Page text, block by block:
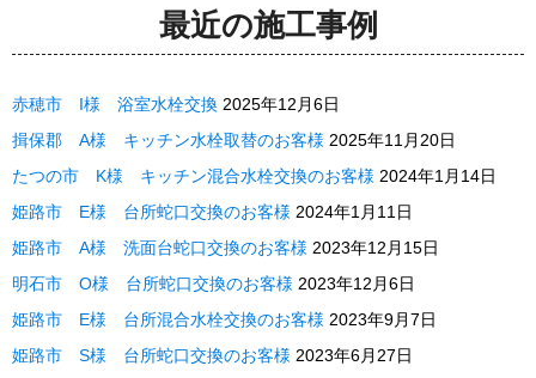
最近の施工事例
赤穂市 I様 浴室水栓交換 2025年12月6日
揖保郡 A様 キッチン水栓取替のお客様 2025年11月20日
たつの市 K様 キッチン混合水栓交換のお客様 2024年1月14日
姫路市 E様 台所蛇口交換のお客様 2024年1月11日
姫路市 A様 洗面台蛇口交換のお客様 2023年12月15日
明石市 O様 台所蛇口交換のお客様 2023年12月6日
姫路市 E様 台所混合水栓交換のお客様 2023年9月7日
姫路市 S様 台所蛇口交換のお客様 2023年6月27日